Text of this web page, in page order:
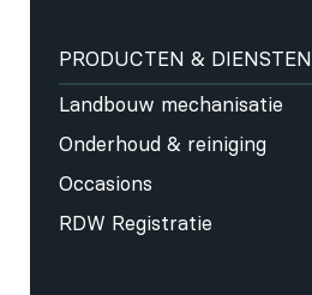
PRODUCTEN & DIENSTEN
Landbouw mechanisatie
Onderhoud & reiniging
Occasions
RDW Registratie